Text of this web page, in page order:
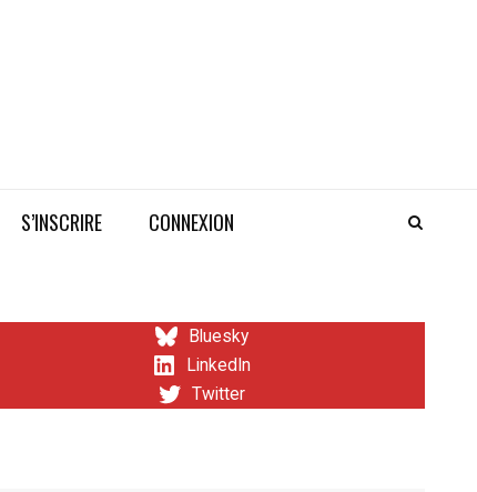
S’INSCRIRE CONNEXION
Bluesky
LinkedIn
Twitter